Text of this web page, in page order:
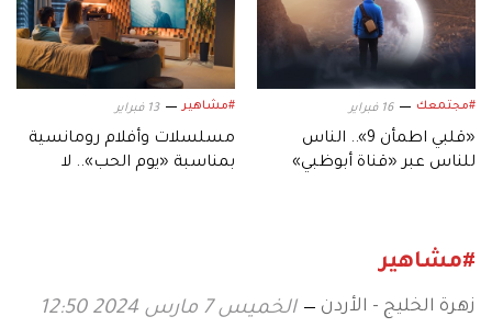
#مجتمعك 16 فبراير
«قلبي اطمأن 9».. الناس
للناس عبر «قناة أبوظبي»
#مشاهير 13 فبراير
مسلسلات وأفلام رومانسية
بمناسبة «يوم الحب».. لا
#مشاهير
زهرة الخليج - الأردن الخميس 7 مارس 2024 12:50